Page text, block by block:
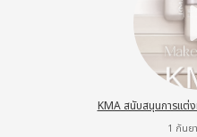
KMA สนับสนุนการแต่
1 กันย